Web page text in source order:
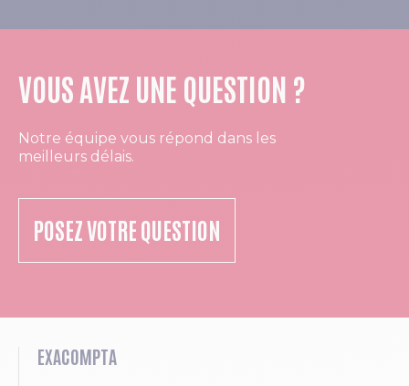
VOUS AVEZ UNE QUESTION ?
Notre équipe vous répond dans les
meilleurs délais.
POSEZ VOTRE QUESTION
EXACOMPTA